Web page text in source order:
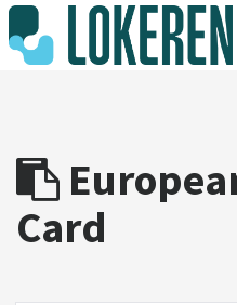
Card